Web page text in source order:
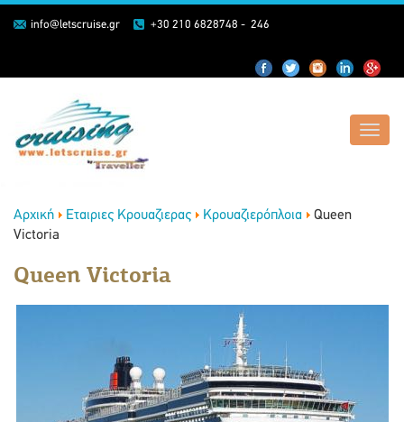
info@letscruise.gr +30 210 6828748 - 246
Αρχική Εταιριες Κρουαζιερας Κρουαζιερόπλοια
Queen
Victoria
Queen Victoria